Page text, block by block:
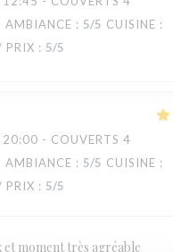
AMBIANCE : 5/5 CUISINE :
PRIX : 5/5
20:00 - COUVERTS 4
AMBIANCE : 5/5 CUISINE :
PRIX : 5/5
et moment très agréable
MANA'O